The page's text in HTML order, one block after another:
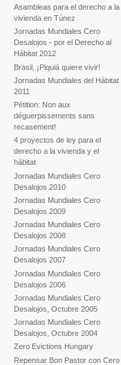
Asambleas para el derecho a la
vivienda en Túnez
Jornadas Mundiales Cero
Desalojos - por el Derecho al
Hábitat 2012
Brasil, ¡Piquiá quiere vivir!
Jornadas Mundiales del Hábitat
2011
Pétition: Non aux
déguerpissements sans
recasement!
4 proyectos de ley para el
derecho a la vivienda y el
hábitat
Jornadas Mundiales Cero
Desalojos 2010
Jornadas Mundiales Cero
Desalojos 2009
Jornadas Mundiales Cero
Desalojos 2008
Jornadas Mundiales Cero
Desalojos 2007
Jornadas Mundiales Cero
Desalojos 2006
Jornadas Mundiales Cero
Desalojos, Octubre 2005
Jornadas Mundiales Cero
Desalojos, Octubre 2004
Zero Evictions Hungary
Repensar Bon Pastor con Cero